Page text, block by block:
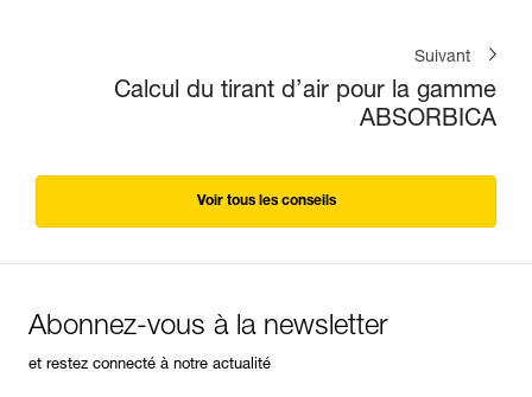
Suivant
Calcul du tirant d’air pour la gamme
ABSORBICA
Voir tous les conseils
Abonnez-vous à la newsletter
et restez connecté à notre actualité